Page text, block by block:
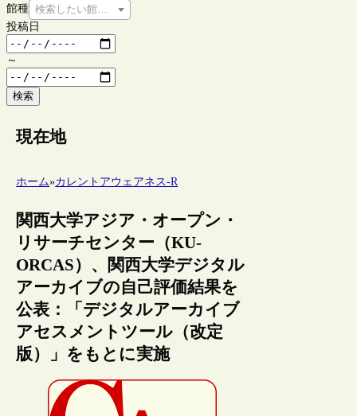
館種 検索したい館種を選択してください
投稿日
～
検索
現在地
ホーム»カレントアウェアネス-R
関西大学アジア・オープン・
リサーチセンター（KU-
ORCAS）、関西大学デジタル
アーカイブの自己評価結果を
公表：「デジタルアーカイブ
アセスメントツール（改定
版）」をもとに実施